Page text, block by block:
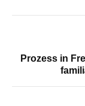
Prozess in